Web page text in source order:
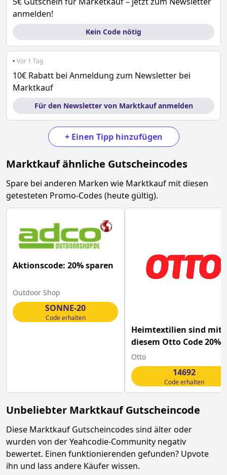
anmelden!
Kein Code nötig
• Vor 1 Tag
10€ Rabatt bei Anmeldung zum Newsletter bei
Marktkauf
Für den Newsletter von Marktkauf anmelden
+ Einen Tipp hinzufügen
Marktkaufähnliche Gutscheincodes
Spare bei anderen Marken wie Marktkauf mit diesen
getesteten Promo-Codes (heute gültig).
Aktionscode: 20% sparen
Outdoor Shop
SONNE-20
Code erhalten
Heimtextilien sind mit
diesem Otto Code 20%
günstiger
Otto
14692
Code erhalten
Unbeliebter MarktkaufGutscheincode
Diese Marktkauf Gutscheincodes sind älter oder
wurden von der Yeahcodie-Community negativ
bewertet. Einen funktionierenden gefunden? Upvote
ihn und lass andere Käufer wissen.